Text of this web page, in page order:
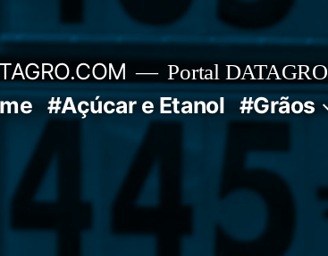
Portal DATAGRO
#Açúcar e Etanol #Grãos